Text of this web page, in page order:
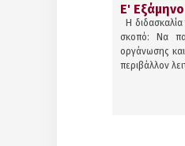
Ε' Εξάμηνο
Η διδασκαλία
σκοπό: Να
οργάνωσης
περιβάλλον